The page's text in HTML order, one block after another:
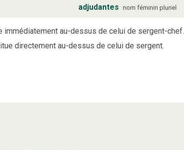
adjudantes nom féminin pluriel
au-dessus de celui de sergent-chef.
directement au-dessus de celui de sergent.